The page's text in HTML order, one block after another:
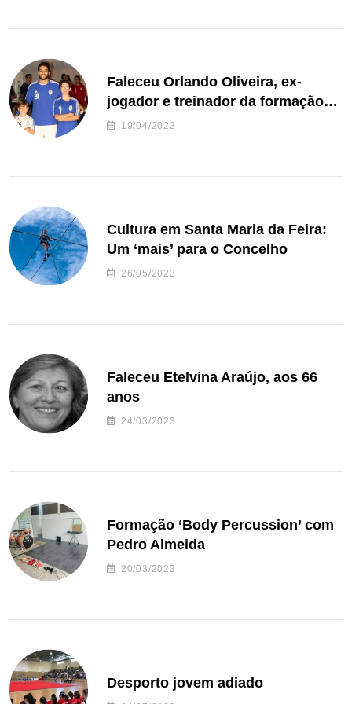
Faleceu Orlando Oliveira, ex-
jogador e treinador da formação
de andebol do Feirense
19/04/2023
Cultura em Santa Maria da Feira:
Um ‘mais’ para o Concelho
26/05/2023
Faleceu Etelvina Araújo, aos 66
anos
24/03/2023
Formação ‘Body Percussion’ com
Pedro Almeida
20/03/2023
Desporto jovem adiado